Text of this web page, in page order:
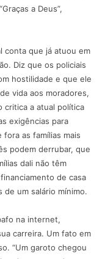
a Deus”,
conta que já atuou em
Diz que os policiais
hostilidade e que ele
vida aos moradores,
critica a atual política
exigências para
fora as famílias mais
podem derrubar, que
dali não têm
de casa
de um salário mínimo.
na internet,
carreira. Um fato em
“Um garoto chegou